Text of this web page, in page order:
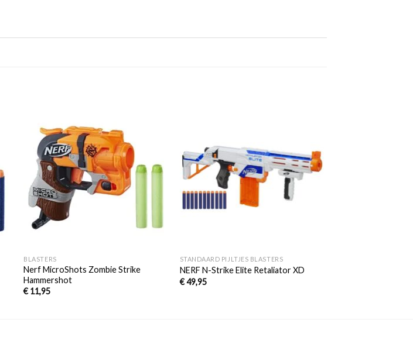
verlanglijst
BLASTERS
Nerf MicroShots Zombie Strike
Hammershot
€11,95
verlanglijst
STANDAARD PIJLTJES BLASTERS
NERF N-Strike Elite Retaliator XD
€49,95